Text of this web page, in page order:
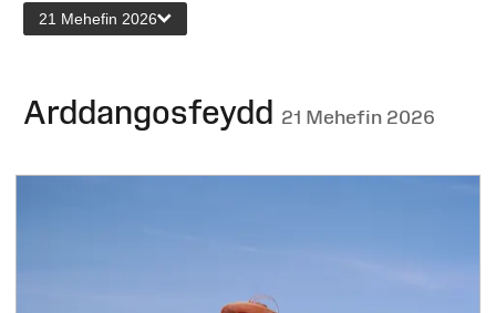
21 Mehefin 2026
Arddangosfeydd 21 Mehefin 2026